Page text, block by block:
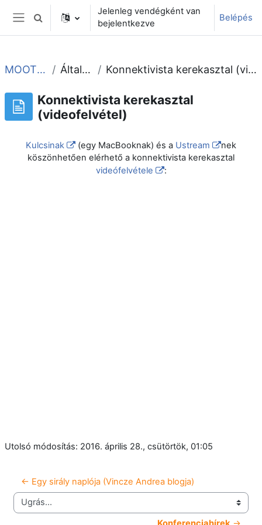
Tovább a fő tartalomhoz
Oldalpanel
Keresési bemeneti adatok váltása
Jelenleg vendégként van
bejelentkezve
Belépés
MOOT2010 Általános Konnektivista kerekasztal (videofelvétel)
Konnektivista kerekasztal
(videofelvétel)
Kulcsinak (egy MacBooknak) és a Ustream
nek
köszönhetően elérhető a konnektivista kerekasztal
videófelvétele
:
Utolsó módosítás: 2016. április 28., csütörtök, 01:05
← Egy sirály naplója (Vincze Andrea blogja)
Ugrás...